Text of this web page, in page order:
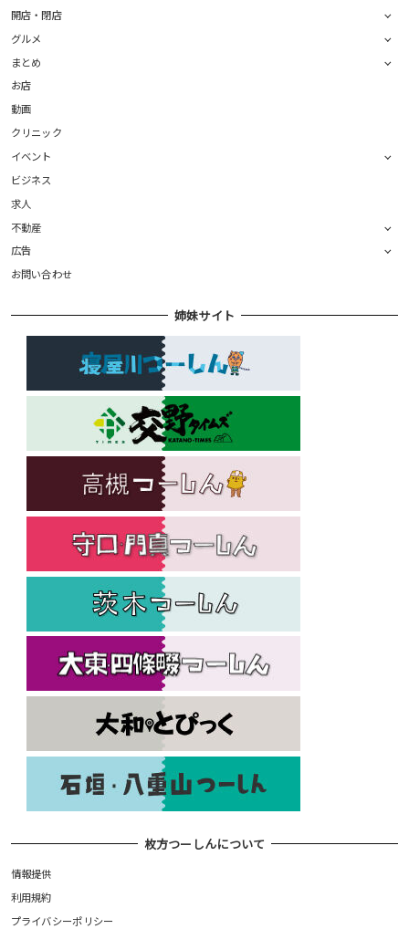
開店・閉店
グルメ
まとめ
お店
動画
クリニック
イベント
ビジネス
求人
不動産
広告
お問い合わせ
姉妹サイト
枚方つーしんについて
情報提供
利用規約
プライバシーポリシー